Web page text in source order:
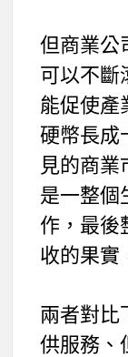
但商業公
可以不斷
能促使產
硬幣長成
見的商業
是一整個
作，最後
收的果實
兩者對比
供服務、